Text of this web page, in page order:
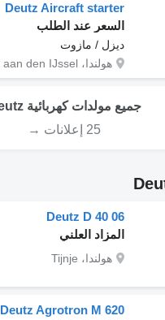
Deutz Aircraft starter
السعر عند الطلب
ديزل / مازوت
هولندا، Nieuwerkerk aan den IJssel
جميع مولدات كهربائية Deutz
25 إعلانات →
Deutz D 40 06
المزاد العلني
هولندا، Tijnje
Deutz Agrotron M 620